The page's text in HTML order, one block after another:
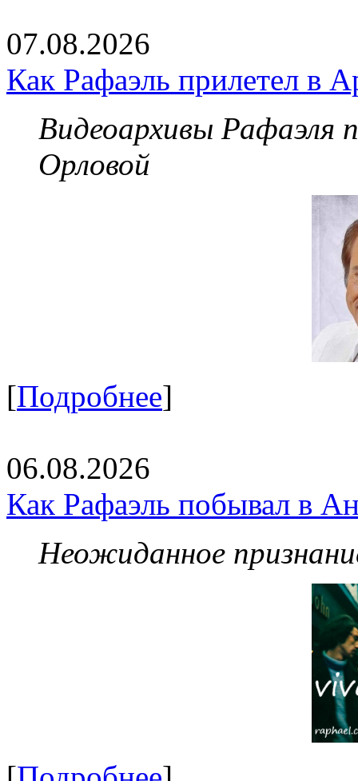
07.08.2026
Как Рафаэль прилетел в
Видеоархивы Рафаэля
Орловой
[Подробнее]
06.08.2026
Как Рафаэль побывал в
Неожиданное